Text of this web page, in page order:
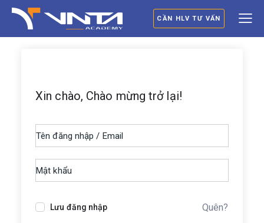
CẦN HLV TƯ VẤN
Xin chào, Chào mừng trở lại!
Lưu đăng nhập Quên?